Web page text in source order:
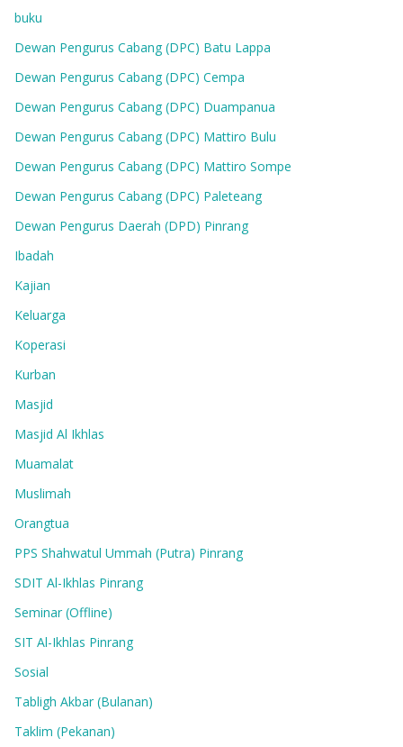
buku
Dewan Pengurus Cabang (DPC) Batu Lappa
Dewan Pengurus Cabang (DPC) Cempa
Dewan Pengurus Cabang (DPC) Duampanua
Dewan Pengurus Cabang (DPC) Mattiro Bulu
Dewan Pengurus Cabang (DPC) Mattiro Sompe
Dewan Pengurus Cabang (DPC) Paleteang
Dewan Pengurus Daerah (DPD) Pinrang
Ibadah
Kajian
Keluarga
Koperasi
Kurban
Masjid
Masjid Al Ikhlas
Muamalat
Muslimah
Orangtua
PPS Shahwatul Ummah (Putra) Pinrang
SDIT Al-Ikhlas Pinrang
Seminar (Offline)
SIT Al-Ikhlas Pinrang
Sosial
Tabligh Akbar (Bulanan)
Taklim (Pekanan)